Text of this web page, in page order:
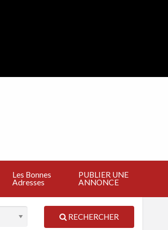
Les Bonnes
Adresses
PUBLIER UNE
ANNONCE
RECHERCHER